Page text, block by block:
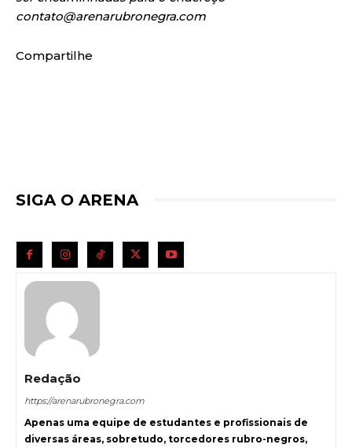
contato@arenarubronegra.com
Compartilhe
SIGA O ARENA
Redação
https://arenarubronegra.com
Apenas uma equipe de estudantes e profissionais de
diversas áreas, sobretudo, torcedores rubro-negros,